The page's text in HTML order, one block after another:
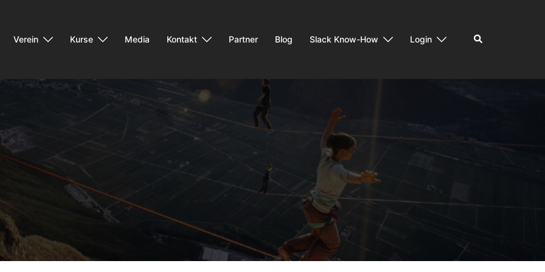
Verein Kurse Media Kontakt Partner Blog Slack Know-How Login Suchen